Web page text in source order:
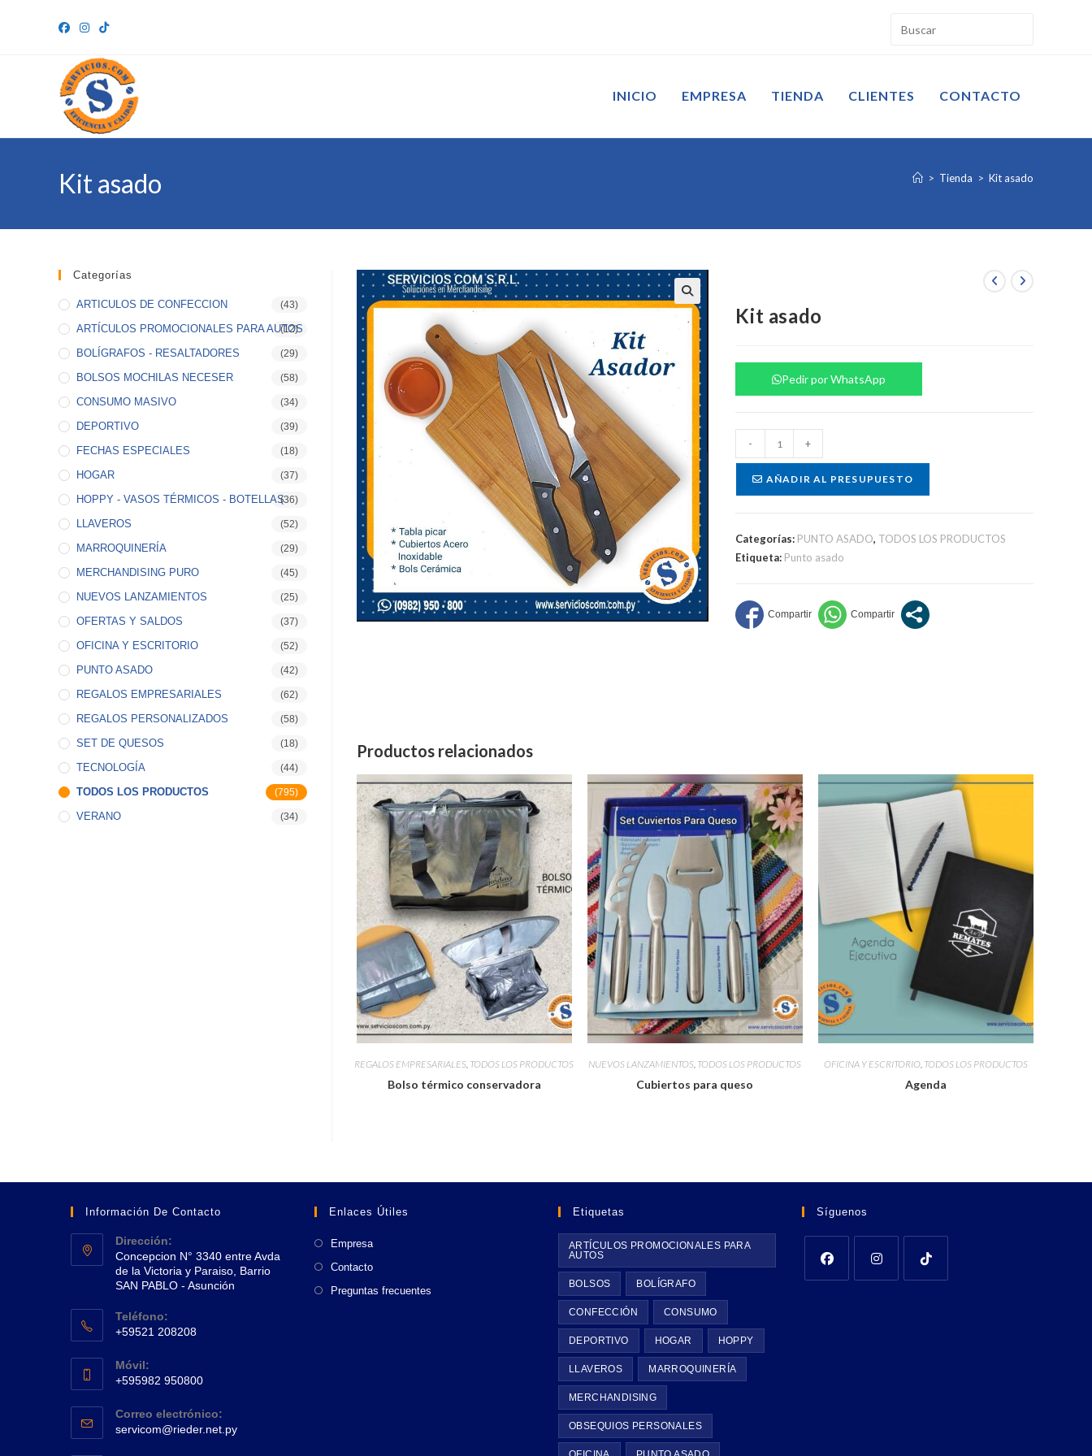
INICIO EMPRESA TIENDA CLIENTES CONTACTO
Kit asado > Tienda > Kit asado
Kit asado
Pedir por WhatsApp
asado
cantidad
- +
AÑADIR AL PRESUPUESTO
Categorías: PUNTO ASADO, TODOS LOS PRODUCTOS
Etiqueta: Punto asado
Productos relacionados
REGALOS EMPRESARIALES, TODOS LOS PRODUCTOS
Bolso térmico conservadora
NUEVOS LANZAMIENTOS, TODOS LOS PRODUCTOS
Cubiertos para queso
OFICINA Y ESCRITORIO, TODOS LOS PRODUCTOS
Agenda
Categorías
ARTICULOS DE CONFECCION (43)
ARTÍCULOS PROMOCIONALES PARA AUTOS
(12)
BOLÍGRAFOS - RESALTADORES (29)
BOLSOS MOCHILAS NECESER (58)
CONSUMO MASIVO (34)
DEPORTIVO (39)
FECHAS ESPECIALES (18)
HOGAR (37)
HOPPY - VASOS TÉRMICOS - BOTELLAS(36)
LLAVEROS (52)
MARROQUINERÍA (29)
MERCHANDISING PURO (45)
NUEVOS LANZAMIENTOS (25)
OFERTAS Y SALDOS (37)
OFICINA Y ESCRITORIO (52)
PUNTO ASADO (42)
REGALOS EMPRESARIALES (62)
REGALOS PERSONALIZADOS (58)
SET DE QUESOS (18)
TECNOLOGÍA (44)
TODOS LOS PRODUCTOS (795)
VERANO (34)
Información De Contacto
Dirección:
Concepcion N° 3340 entre Avda
de la Victoria y Paraiso, Barrio
SAN PABLO - Asunción
abre
una
nueva
Teléfono:
+59521 208208
abre
en
tu
aplicación
Móvil:
+595982 950800
abre
en
Correo electrónico:
servicom@rieder.net.pySe
Enlaces Útiles
Empresa
Contacto
Preguntas frecuentes
Etiquetas
ARTÍCULOS PROMOCIONALES PARA
AUTOS
BOLSOS BOLÍGRAFO
CONFECCIÓN CONSUMO
DEPORTIVO HOGAR HOPPY
LLAVEROS MARROQUINERÍA
MERCHANDISING
OBSEQUIOS PERSONALES
Síguenos